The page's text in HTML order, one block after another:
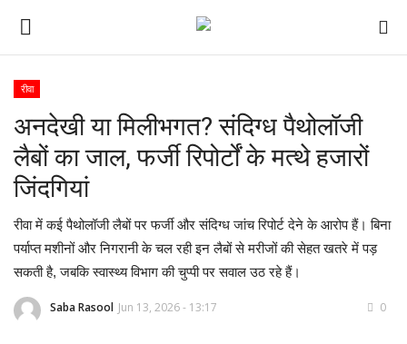
ई-पेपर
होम
Contact Us
Subscribe
About Us
रीवा
अनदेखी या मिलीभगत? संदिग्ध पैथोलॉजी
लैबों का जाल, फर्जी रिपोर्टों के मत्थे हजारों
जिंदगियां
रीवा में कई पैथोलॉजी लैबों पर फर्जी और संदिग्ध जांच रिपोर्ट देने के आरोप हैं। बिना
पर्याप्त मशीनों और निगरानी के चल रही इन लैबों से मरीजों की सेहत खतरे में पड़
सकती है, जबकि स्वास्थ्य विभाग की चुप्पी पर सवाल उठ रहे हैं।
Saba Rasool Jun 13, 2026 - 13:17 0